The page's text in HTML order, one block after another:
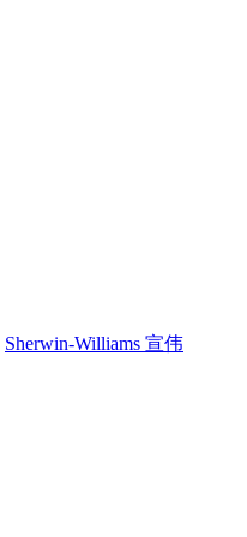
Sherwin-Williams 宣伟